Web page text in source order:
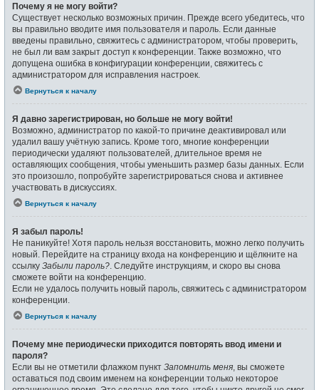
Почему я не могу войти?
Существует несколько возможных причин. Прежде всего убедитесь, что
вы правильно вводите имя пользователя и пароль. Если данные
введены правильно, свяжитесь с администратором, чтобы проверить,
не был ли вам закрыт доступ к конференции. Также возможно, что
допущена ошибка в конфигурации конференции, свяжитесь с
администратором для исправления настроек.
Вернуться к началу
Я давно зарегистрирован, но больше не могу войти!
Возможно, администратор по какой-то причине деактивировал или
удалил вашу учётную запись. Кроме того, многие конференции
периодически удаляют пользователей, длительное время не
оставляющих сообщения, чтобы уменьшить размер базы данных. Если
это произошло, попробуйте зарегистрироваться снова и активнее
участвовать в дискуссиях.
Вернуться к началу
Я забыл пароль!
Не паникуйте! Хотя пароль нельзя восстановить, можно легко получить
новый. Перейдите на страницу входа на конференцию и щёлкните на
ссылку Забыли пароль? . Следуйте инструкциям, и скоро вы снова
сможете войти на конференцию.
Если не удалось получить новый пароль, свяжитесь с администратором
конференции.
Вернуться к началу
Почему мне периодически приходится повторять ввод имени и
пароля?
Если вы не отметили флажком пункт Запомнить меня , вы сможете
оставаться под своим именем на конференции только некоторое